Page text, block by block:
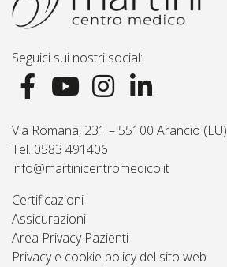
Seguici sui nostri social:
Via Romana, 231 – 55100 Arancio (LU)
Tel. 0583 491406
info@martinicentromedico.it
Certificazioni
Assicurazioni
Area Privacy Pazienti
Privacy e cookie policy del sito web